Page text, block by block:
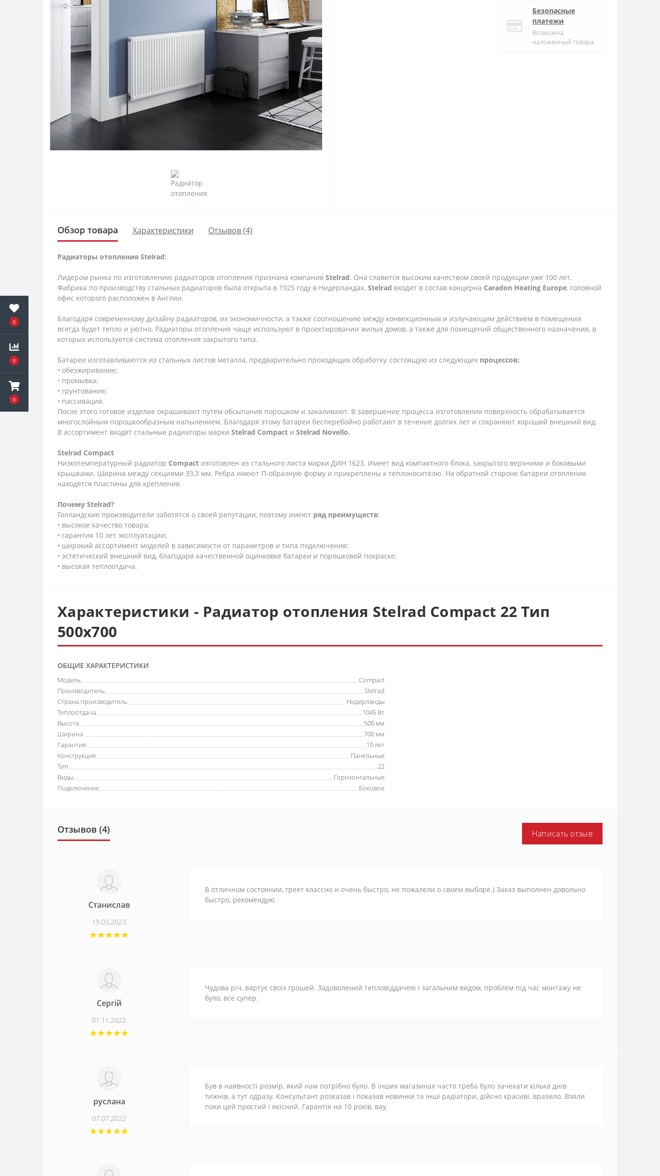
0
0
0
Безопасные
платежи
Возможна
наложенный товара
Обзор товара Характеристики Отзывов (4)
Радиаторы отопления Stelrad:
Лидером рынка по изготовлению радиаторов отопления признана компания Stelrad. Она славится высоким качеством своей продукции уже 100 лет.
Фабрика по производству стальных радиаторов была открыта в 1925 году в Нидерландах. Stelrad входит в состав концерна Caradon Heating Europe, головной
офис которого расположен в Англии.
Благодаря современному дизайну радиаторов, их экономичности, а также соотношению между конвекционным и излучающим действием в помещении
всегда будет тепло и уютно. Радиаторы отопления чаще используют в проектировании жилых домов, а также для помещений общественного назначения, в
которых используется система отопления закрытого типа.
Батареи изготавливаются из стальных листов металла, предварительно проходящих обработку, состоящую из следующих процессов:
• обезжиривание;
• промывка;
• грунтование;
• пассивация.
После этого готовое изделие окрашивают путем обсыпания порошком и закаливают. В завершение процесса изготовления поверхность обрабатывается
многослойным порошкообразным напылением. Благодаря этому батареи бесперебойно работают в течение долгих лет и сохраняют хороший внешний вид.
В ассортимент входят стальные радиаторы марки Stelrad Compact и Stelrad Novello.
Stelrad Compact
Низкотемпературный радиатор Compact изготовлен из стального листа марки ДИН 1623. Имеет вид компактного блока, закрытого верхними и боковыми
крышками. Ширина между секциями 33,3 мм. Ребра имеют П-образную форму и прикреплены к теплоносителю. На обратной стороне батареи отопления
находятся пластины для крепления.
Почему Stelrad?
Голландские производители заботятся о своей репутации, поэтому имеют ряд преимуществ:
• высокое качество товара;
• гарантия 10 лет эксплуатации;
• широкий ассортимент моделей в зависимости от параметров и типа подключения;
• эстетический внешний вид, благодаря качественной оцинковке батареи и порошковой покраске;
• высокая теплоотдача.
Характеристики - Радиатор отопления Stelrad Compact 22 Тип
500х700
ОБЩИЕ ХАРАКТЕРИСТИКИ
Модель
Compact
Производитель
Stelrad
Страна производитель
Нидерланды
Теплоотдача
1045 Вт
Высота
500 мм
Ширина
700 мм
Гарантия
10 лет
Конструкция
Панельные
Тип
22
Виды
Горизонтальные
Подключение
Боковое
Отзывов (4) Написать отзыв
Станислав
19.03.2023
В отличном состоянии, греет классно и очень быстро, не пожалели о своем выборе.) Заказ выполнен довольно
быстро, рекомендую
Сергій
01.11.2022
Чудова річ, вартує своїх грошей. Задоволений тепловіддачею і загальним видом, проблем під час монтажу не
було, все супер.
руслана
07.07.2022
Був в наявності розмір, який нам потрібно було. В інших магазинах часто треба було зачекати кілька днів
тижнів, а тут одразу. Консультант розказав і показав новинки та інші радіатори, дійсно красиві, вразило. Взяли
поки цей простий і якісний. Гарантія на 10 років, вау.